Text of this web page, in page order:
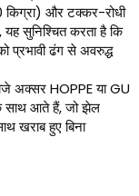
और टक्कर-रोधी
सुनिश्चित करता है कि
प्रभावी ढंग से अवरुद्ध
अक्सर HOPPE या GU
के साथ आते हैं, जो झेल
खराब हुए बिना